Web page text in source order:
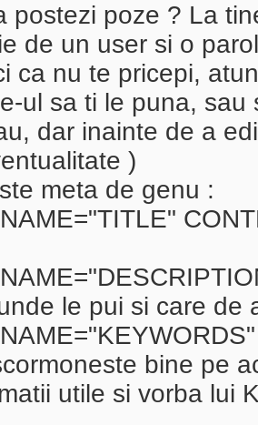
postezi poze ? La
de un user si o
ca nu te pricepi,
ul sa ti le puna,
dar inainte de a
)
meta de genu :
le pui si care de
bine pe
utile si vorba lui